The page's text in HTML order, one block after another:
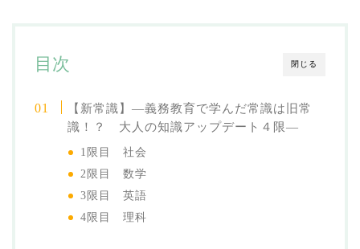
閉じる
目次
【新常識】―義務教育で学んだ常識は旧常
識！？ 大人の知識アップデート４限―
1限目 社会
2限目 数学
3限目 英語
4限目 理科